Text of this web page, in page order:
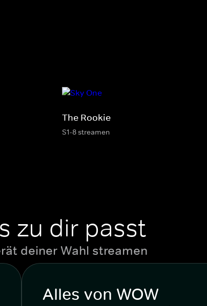
The Rookie
S1-8 streamen
zu dir passt
deiner Wahl streamen
Alles von WOW